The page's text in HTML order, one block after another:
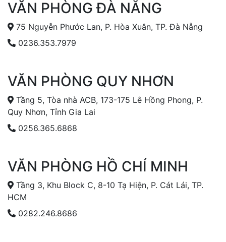
VĂN PHÒNG ĐÀ NẴNG
75 Nguyễn Phước Lan, P. Hòa Xuân, TP. Đà Nẵng
0236.353.7979
VĂN PHÒNG QUY NHƠN
Tầng 5, Tòa nhà ACB, 173-175 Lê Hồng Phong, P.
Quy Nhơn, Tỉnh Gia Lai
0256.365.6868
VĂN PHÒNG HỒ CHÍ MINH
Tầng 3, Khu Block C, 8-10 Tạ Hiện, P. Cát Lái, TP.
HCM
0282.246.8686